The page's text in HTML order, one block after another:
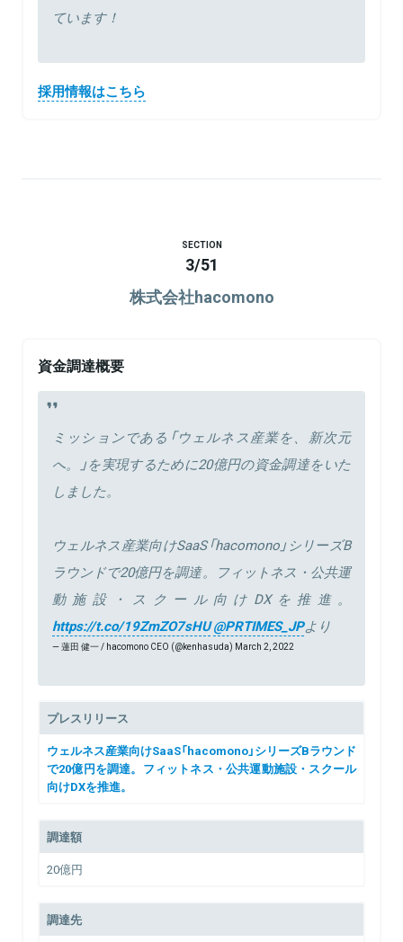
ています！
採用情報はこちら
SECTION
3/51
株式会社hacomono
資金調達概要
ミッションである「ウェルネス産業を、新次元
へ。」を実現するために20億円の資金調達をいた
しました。
ウェルネス産業向けSaaS「hacomono」シリーズB
ラウンドで20億円を調達。フィットネス・公共運
動施設・スクール向けDXを推進。
https://t.co/19ZmZO7sHU@PRTIMES_JPより
— 蓮田 健一 / hacomono CEO (@kenhasuda) March 2, 2022
プレスリリース
ウェルネス産業向けSaaS「hacomono」シリーズBラウンド
で20億円を調達。フィットネス・公共運動施設・スクール
向けDXを推進。
調達額
20億円
調達先